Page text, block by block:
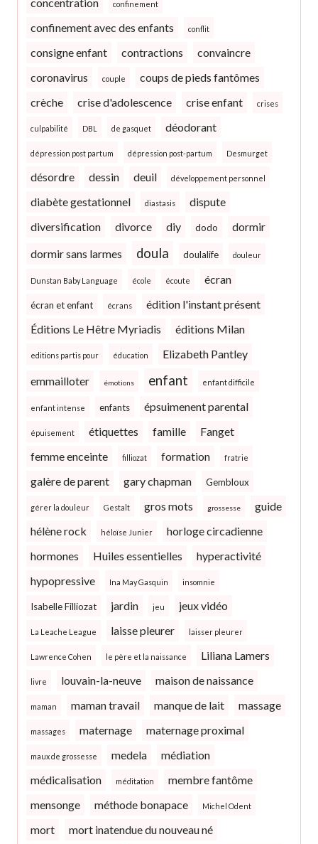
concentration confinement
confinement avec des enfants conflit
consigne enfant contractions
convaincre
coronavirus
couple
coups de pieds fantômes
crèche
crise d'adolescence crise enfant crises
culpabilité DBL de gasquet déodorant
dépression post partum dépression post-partum Desmurget
désordre dessin deuil développement personnel
diabète gestationnel diastasis
dispute
diversification
divorce diy dodo
dormir
dormir sans larmes
doula doulalife douleur
Dunstan Baby Language école écoute écran
écran et enfant écrans
édition l'instant présent
Éditions Le Hêtre Myriadis
éditions Milan
editions partis pour éducation
Elizabeth Pantley
emmailloter
émotions enfant enfant difficile
enfant intense enfants épsuimenent parental
épuisement étiquettes famille
Fanget
femme enceinte
filliozat formation fratrie
galère de parent gary chapman Gembloux
gérer la douleur Gestalt gros mots grossesse
guide
hélène rock
héloïse Junier
horloge circadienne
hormones
Huiles essentielles
hyperactivité
hypopressive
Ina May Gasquin insomnie
Isabelle Filliozat jardin jeu jeux vidéo
La Leache League laisse pleurer laisser pleurer
Lawrence Cohen le père et la naissance Liliana Lamers
livre louvain-la-neuve maison de naissance
maman maman travail manque de lait massage
massages maternage maternage proximal
maux de grossesse medela
médiation
médicalisation
méditation
membre fantôme
mensonge
méthode bonapace Michel Odent
mort mort inatendue du nouveau né